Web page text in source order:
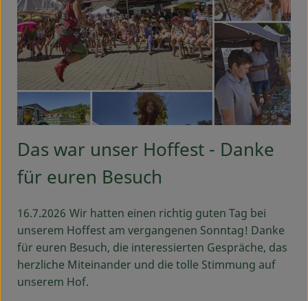
Das war unser Hoffest - Danke
für euren Besuch
16.7.2026 Wir hatten einen richtig guten Tag bei
unserem Hoffest am vergangenen Sonntag! Danke
für euren Besuch, die interessierten Gespräche, das
herzliche Miteinander und die tolle Stimmung auf
unserem Hof.